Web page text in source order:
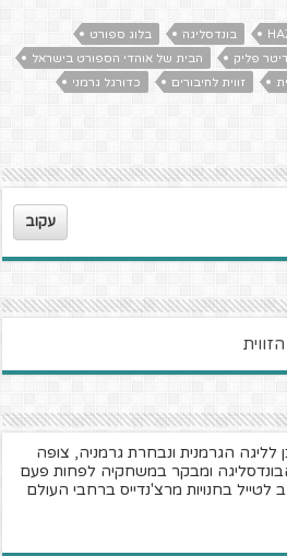
בונדסליגה
בלוג ספורט
פליק
הבית של אוהדי הספורט בישראל
זווית לחיבורים
כדורגל גרמני
עקוב
לליגה הגרמנית ונבחרת גרמניה, צופה
ומבקר במשחקיה לפחות פעם
לטייל בחנויות מרצ'נדייס ברחבי העולם